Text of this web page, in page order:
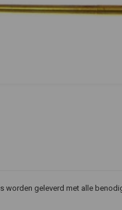
worden geleverd met alle